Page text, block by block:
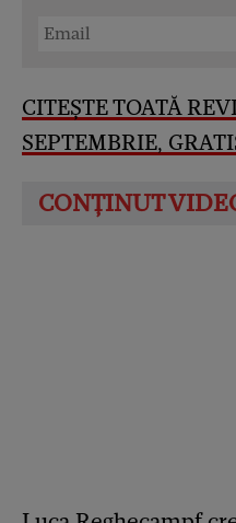
CITEȘTE TOATĂ
SEPTEMBRIE,